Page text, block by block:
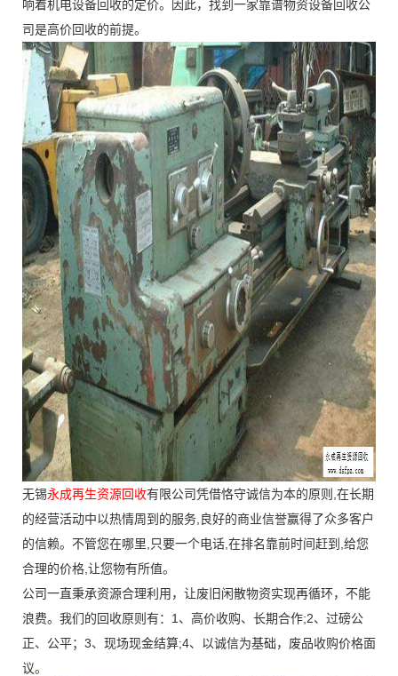
响着机电设备回收的定价。因此，找到一家靠谱物资设备回收公
司是高价回收的前提。
无锡永成再生资源回收有限公司凭借恪守诚信为本的原则,在长期
的经营活动中以热情周到的服务,良好的商业信誉赢得了众多客户
的信赖。不管您在哪里,只要一个电话,在排名靠前时间赶到,给您
合理的价格,让您物有所值。
公司一直秉承资源合理利用，让废旧闲散物资实现再循环，不能
浪费。我们的回收原则有：1、高价收购、长期合作;2、过磅公
正、公平；3、现场现金结算;4、以诚信为基础，废品收购价格面
议。